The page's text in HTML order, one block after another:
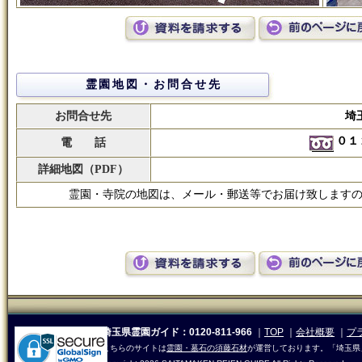
霊園地図・お問合せ先
お問合せ先 埼
電 話 ０
詳細地図（PDF）
霊園・寺院の地図は、メール・郵送等でお届け致します
埼玉県霊園ガイド：0120-811-966 TOP 会社概要 プ
こちらのサイトは霊園・墓石の須藤石材が運営しております。「埼玉